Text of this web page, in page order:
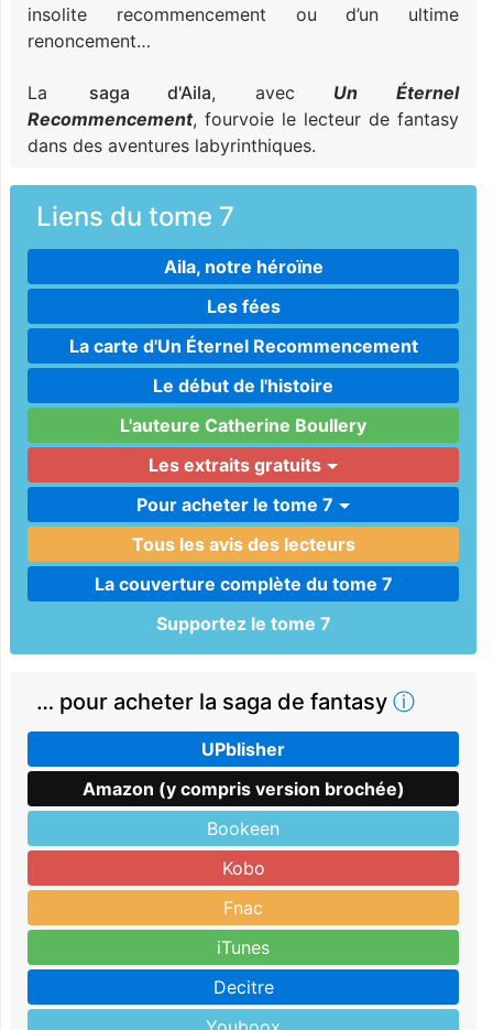
insolite recommencement ou d’un ultime
renoncement…
La saga d'Aila, avec Un Éternel
Recommencement, fourvoie le lecteur de fantasy
dans des aventures labyrinthiques.
Liens du tome 7
Aila, notre héroïne
Les fées
La carte d'Un Éternel Recommencement
Le début de l'histoire
L'auteure Catherine Boullery
Les extraits gratuits
Pour acheter le tome 7
Tous les avis des lecteurs
La couverture complète du tome 7
Supportez le tome 7
… pour acheter la saga de fantasy ⓘ
UPblisher
Amazon (y compris version brochée)
Bookeen
Kobo
Fnac
iTunes
Decitre